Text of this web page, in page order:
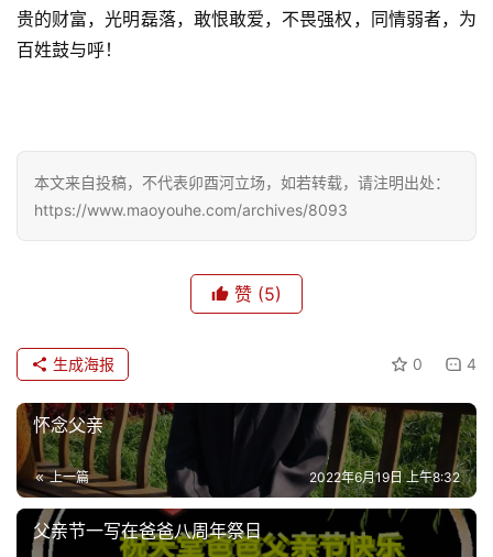
贵的财富，光明磊落，敢恨敢爱，不畏强权，同情弱者，为
百姓鼓与呼！
本文来自投稿，不代表卯酉河立场，如若转载，请注明出处：
https://www.maoyouhe.com/archives/8093
赞 (5)
0 4
生成海报
怀念父亲
上一篇 2022年6月19日 上午8:32
父亲节一写在爸爸八周年祭日